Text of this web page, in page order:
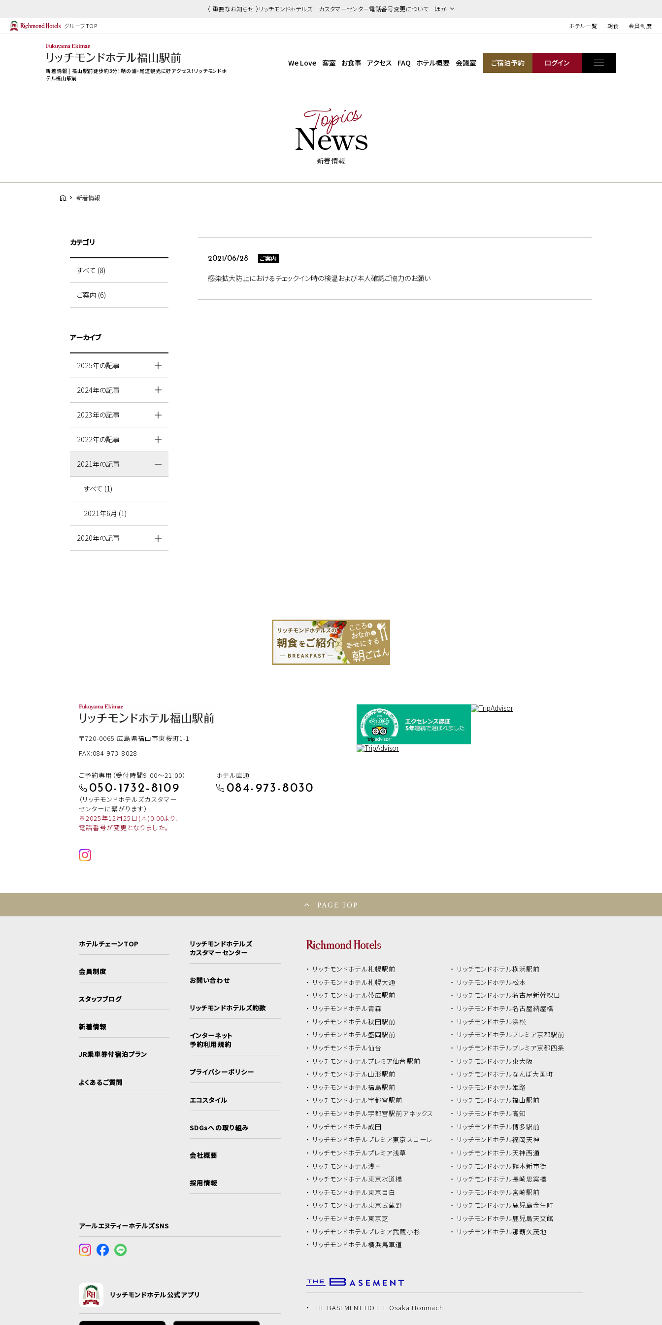
（ 重要なお知らせ ）リッチモンドホテルズ カスタマーセンター電話番号変更について ほか
グループTOP ホテル一覧 朝食 会員制度
新着情報 | 福山駅前徒歩約3分！鞆の浦・尾道観光に好アクセス！リッチモンドホ
テル福山駅前
We Love 客室 お食事 アクセス FAQ ホテル概要 会議室 ご宿泊予約 ログイン
News
Topics
新着情報
新着情報
2021/06/28 ご案内
感染拡大防止におけるチェックイン時の検温および本人確認ご協力のお願い
カテゴリ
すべて (8)
ご案内 (6)
アーカイブ
2025年の記事
2024年の記事
2023年の記事
2022年の記事
2021年の記事
すべて (1)
2021年6月 (1)
2020年の記事
〒720-0065 広島県福山市東桜町1-1
FAX:084-973-8028
ご予約専用（受付時間9:00～21:00）
050-1732-8109
（リッチモンドホテルズカスタマー
センターに繋がります）
※2025年12月25日(木)0:00より、
電話番号が変更となりました。
ホテル直通
084-973-8030
PAGE TOP
ホテルチェーンTOP
会員制度
スタッフブログ
新着情報
JR乗車券付宿泊プラン
よくあるご質問
リッチモンドホテルズ
カスタマーセンター
お問い合わせ
リッチモンドホテルズ約款
インターネット
予約利用規約
プライバシーポリシー
エコスタイル
SDGsへの取り組み
会社概要
採用情報
アールエヌティーホテルズSNS
リッチモンドホテル公式アプリ
リッチモンドホテル札幌駅前
リッチモンドホテル札幌大通
リッチモンドホテル帯広駅前
リッチモンドホテル青森
リッチモンドホテル秋田駅前
リッチモンドホテル盛岡駅前
リッチモンドホテル仙台
リッチモンドホテルプレミア仙台駅前
リッチモンドホテル山形駅前
リッチモンドホテル福島駅前
リッチモンドホテル宇都宮駅前
リッチモンドホテル宇都宮駅前アネックス
リッチモンドホテル成田
リッチモンドホテルプレミア東京スコーレ
リッチモンドホテルプレミア浅草
リッチモンドホテル浅草
リッチモンドホテル東京水道橋
リッチモンドホテル東京目白
リッチモンドホテル東京武蔵野
リッチモンドホテル東京芝
リッチモンドホテルプレミア武蔵小杉
リッチモンドホテル横浜馬車道
リッチモンドホテル横浜駅前
リッチモンドホテル松本
リッチモンドホテル名古屋新幹線口
リッチモンドホテル名古屋納屋橋
リッチモンドホテル浜松
リッチモンドホテルプレミア京都駅前
リッチモンドホテルプレミア京都四条
リッチモンドホテル東大阪
リッチモンドホテルなんば大国町
リッチモンドホテル姫路
リッチモンドホテル福山駅前
リッチモンドホテル高知
リッチモンドホテル博多駅前
リッチモンドホテル福岡天神
リッチモンドホテル天神西通
リッチモンドホテル熊本新市街
リッチモンドホテル長崎思案橋
リッチモンドホテル宮崎駅前
リッチモンドホテル鹿児島金生町
リッチモンドホテル鹿児島天文館
リッチモンドホテル那覇久茂地
THE BASEMENT HOTEL Osaka Honmachi